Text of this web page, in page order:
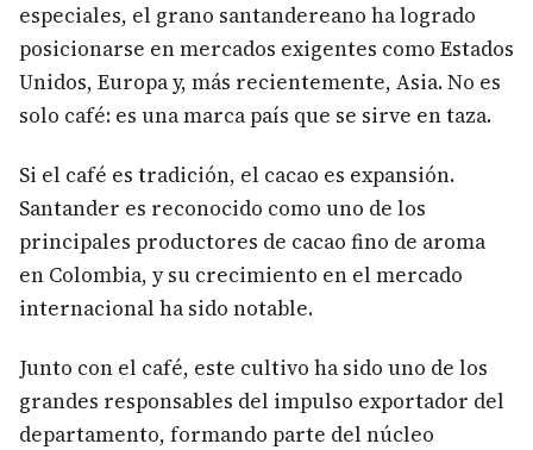
especiales, el grano santandereano ha logrado
posicionarse en mercados exigentes como Estados
Unidos, Europa y, más recientemente, Asia. No es
solo café: es una marca país que se sirve en taza.
Si el café es tradición, el cacao es expansión.
Santander es reconocido como uno de los
principales productores de cacao fino de aroma
en Colombia, y su crecimiento en el mercado
internacional ha sido notable.
Junto con el café, este cultivo ha sido uno de los
grandes responsables del impulso exportador del
departamento, formando parte del núcleo